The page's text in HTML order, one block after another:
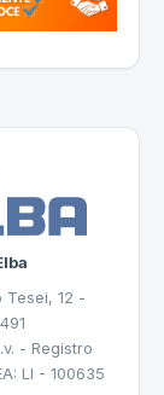
12 -
- Registro
LI - 100635